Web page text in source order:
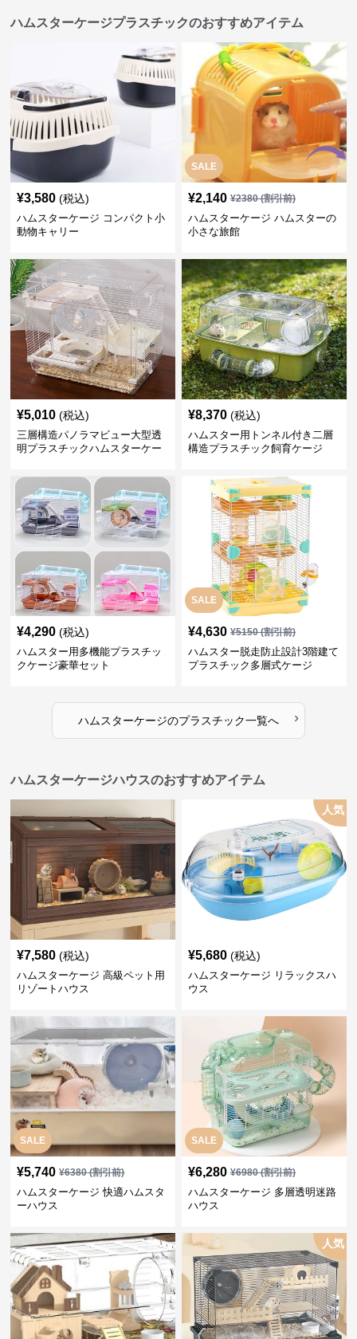
ハムスターケージプラスチックのおすすめアイテム
¥3,580 (税込)
ハムスターケージ コンパクト小
動物キャリー
SALE
¥2,140 ¥2380(割引前)
ハムスターケージ ハムスターの
小さな旅館
¥5,010 (税込)
三層構造パノラマビュー大型透
明プラスチックハムスターケー
¥8,370 (税込)
ハムスター用トンネル付き二層
構造プラスチック飼育ケージ
¥4,290 (税込)
ハムスター用多機能プラスチッ
クケージ豪華セット
SALE
¥4,630 ¥5150(割引前)
ハムスター脱走防止設計3階建て
プラスチック多層式ケージ
ハムスターケージのプラスチック一覧へ ›
ハムスターケージハウスのおすすめアイテム
¥7,580 (税込)
ハムスターケージ 高級ペット用
リゾートハウス
人気
¥5,680 (税込)
ハムスターケージ リラックスハ
ウス
SALE
¥5,740 ¥6380(割引前)
ハムスターケージ 快適ハムスタ
ーハウス
SALE
¥6,280 ¥6980(割引前)
ハムスターケージ 多層透明迷路
ハウス
人気